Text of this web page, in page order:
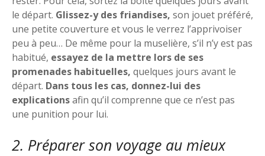
le départ. Glissez-y des friandises, son jouet préféré,
une petite couverture et vous le verrez l’apprivoiser
peu à peu… De même pour la muselière, s’il n’y est pas
habitué, essayez de la mettre lors de ses
promenades habituelles, quelques jours avant le
départ. Dans tous les cas, donnez-lui des
explicationsafin qu’il comprenne que ce n’est pas
une punition pour lui.
2. Préparer son voyage au mieux